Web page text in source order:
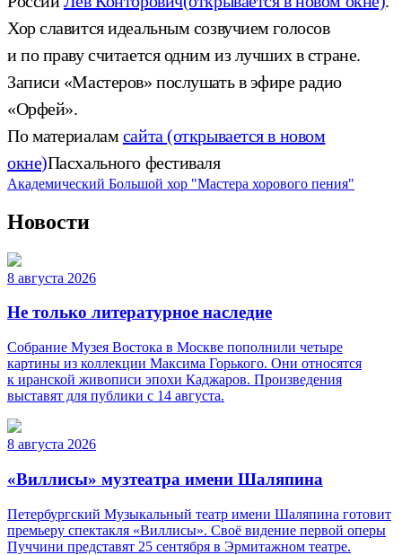
Хор славится идеальным созвучием голосов
и по праву считается одним из лучших в стране.
Записи «Мастеров» послушать в эфире радио
«Орфей».
По материалам сайта(открывается в новом
окне)Пасхального фестиваля
Академический Большой хор "Мастера хорового пения"
Новости
8 августа 2026
Не только литературное наследие
Собрание Музея Востока в Москве пополнили четыре
картины из коллекции Максима Горького. Они относятся
к иранской живописи эпохи Каджаров. Произведения
выставят для публики с 14 августа.
8 августа 2026
«Виллисы» музтеатра имени Шаляпина
Петербургский Музыкальный театр имени Шаляпина готовит
премьеру спектакля «Виллисы». Своё видение первой оперы
Пуччини представят 25 сентября в Эрмитажном театре.